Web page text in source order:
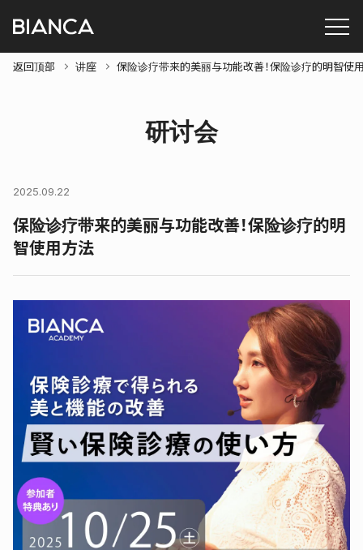
返回顶部 讲座 保险诊疗带来的美丽与功能改善！保险诊疗的明智使
研讨会
2025.09.22
保险诊疗带来的美丽与功能改善！保险诊疗的明
智使用方法